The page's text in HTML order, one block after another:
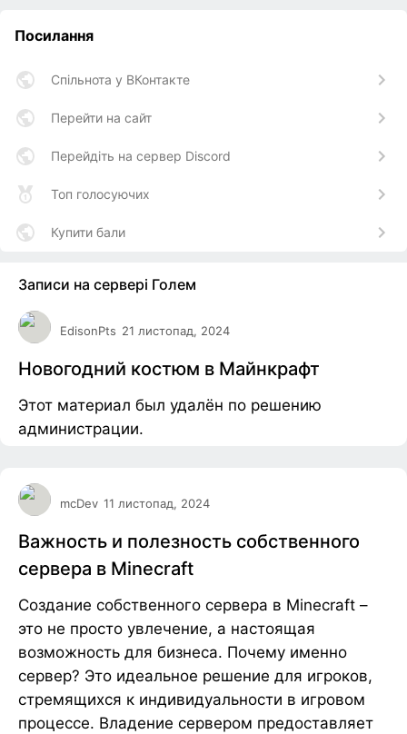
Посилання
Спільнота у ВКонтакте
Перейти на сайт
Перейдіть на сервер Discord
Топ голосуючих
Купити бали
Записи на сервері Голем
EdisonPts 21 листопад, 2024
Новогодний костюм в Майнкрафт
Этот материал был удалён по решению
администрации.
mcDev 11 листопад, 2024
Важность и полезность собственного
сервера в Minecraft
Создание собственного сервера в Minecraft –
это не просто увлечение, а настоящая
возможность для бизнеса. Почему именно
сервер? Это идеальное решение для игроков,
стремящихся к индивидуальности в игровом
процессе. Владение сервером предоставляет